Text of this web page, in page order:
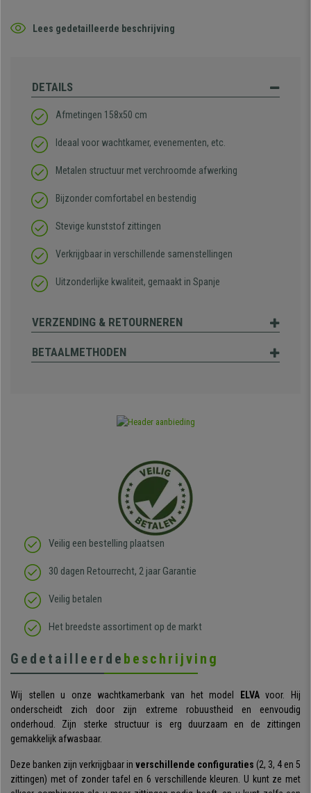
Lees gedetailleerde beschrijving
DETAILS
Afmetingen 158x50 cm
Ideaal voor wachtkamer, evenementen, etc.
Metalen structuur met verchroomde afwerking
Bijzonder comfortabel en bestendig
Stevige kunststof zittingen
Verkrijgbaar in verschillende samenstellingen
Uitzonderlijke kwaliteit, gemaakt in Spanje
VERZENDING & RETOURNEREN
BETAALMETHODEN
Veilig een bestelling plaatsen
30 dagen Retourrecht, 2 jaar Garantie
Veilig betalen
Het breedste assortiment op de markt
Gedetailleerde beschrijving
Wij stellen u onze wachtkamerbank van het model ELVAvoor. Hij
onderscheidt zich door zijn extreme robuustheid en eenvoudig
onderhoud. Zijn sterke structuur is erg duurzaam en de zittingen
gemakkelijk afwasbaar.
Deze banken zijn verkrijgbaar in verschillende configuraties (2, 3, 4 en 5
zittingen) met of zonder tafel en 6 verschillende kleuren. U kunt ze met